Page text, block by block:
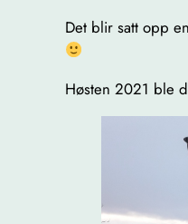
Det blir satt opp
Høsten 2021 ble